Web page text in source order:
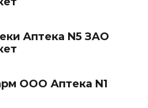
Аптека N5 ЗАО
ООО Аптека N1